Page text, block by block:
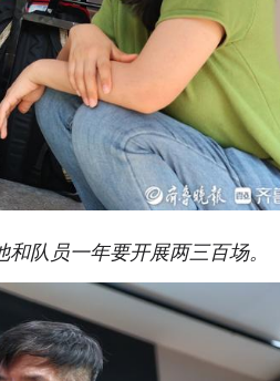
队员一年要开展两三百场。